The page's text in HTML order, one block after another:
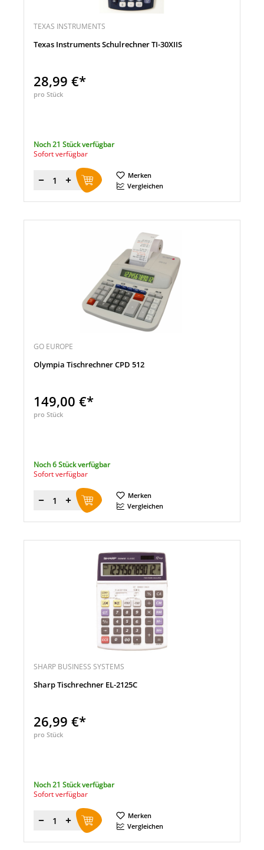
TEXAS INSTRUMENTS
Texas Instruments Schulrechner TI-30XIIS
28,99 €*
pro Stück
Noch 21 Stück verfügbar
Sofort verfügbar
Menge
Merken
Vergleichen
GO EUROPE
Olympia Tischrechner CPD 512
149,00 €*
pro Stück
Noch 6 Stück verfügbar
Sofort verfügbar
Menge
Merken
Vergleichen
SHARP BUSINESS SYSTEMS
Sharp Tischrechner EL-2125C
26,99 €*
pro Stück
Noch 21 Stück verfügbar
Sofort verfügbar
Menge
Merken
Vergleichen